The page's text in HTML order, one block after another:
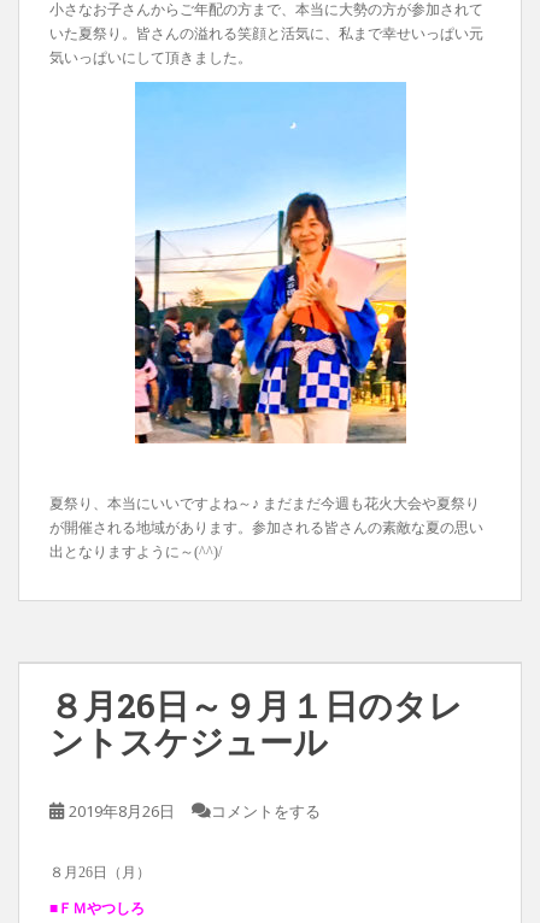
小さなお子さんからご年配の方まで、本当に大勢の方が参加されて
いた夏祭り。皆さんの溢れる笑顔と活気に、私まで幸せいっぱい元
気いっぱいにして頂きました。
夏祭り、本当にいいですよね～♪ まだまだ今週も花火大会や夏祭り
が開催される地域があります。参加される皆さんの素敵な夏の思い
出となりますように～(^^)/
８月26日～９月１日のタレ
ントスケジュール
2019年8月26日 コメントをする
８月26日（月）
■ＦＭやつしろ